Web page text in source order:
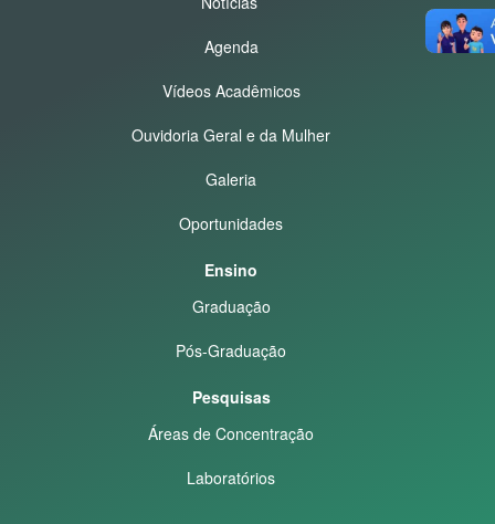
Agenda
Vídeos Acadêmicos
Ouvidoria Geral e da Mulher
Galeria
Oportunidades
Ensino
Graduação
Pós-Graduação
Pesquisas
Áreas de Concentração
Laboratórios